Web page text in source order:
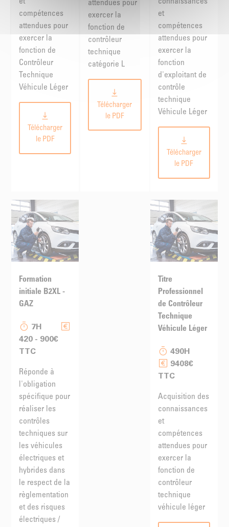
compétences
attendues pour
exercer la
fonction de
Contrôleur
Technique
Véhicule Léger
Télécharger
le PDF
attendues pour
exercer la
fonction de
contrôleur
technique
catégorie L
Télécharger
le PDF
et
compétences
attendues pour
exercer la
fonction
d'exploitant de
contrôle
technique
Véhicule Léger
Télécharger
le PDF
Formation
initiale B2XL -
GAZ
7H
420 - 900€
TTC
Réponde à
l'obligation
spécifique pour
réaliser les
contrôles
techniques sur
les véhicules
électriques et
hybrides dans
le respect de la
règlementation
et des risques
électriques /
Titre
Professionnel
de Contrôleur
Technique
Véhicule Léger
490H
9408€
TTC
Acquisition des
connaissances
et
compétences
attendues pour
exercer la
fonction de
contrôleur
technique
véhicule léger